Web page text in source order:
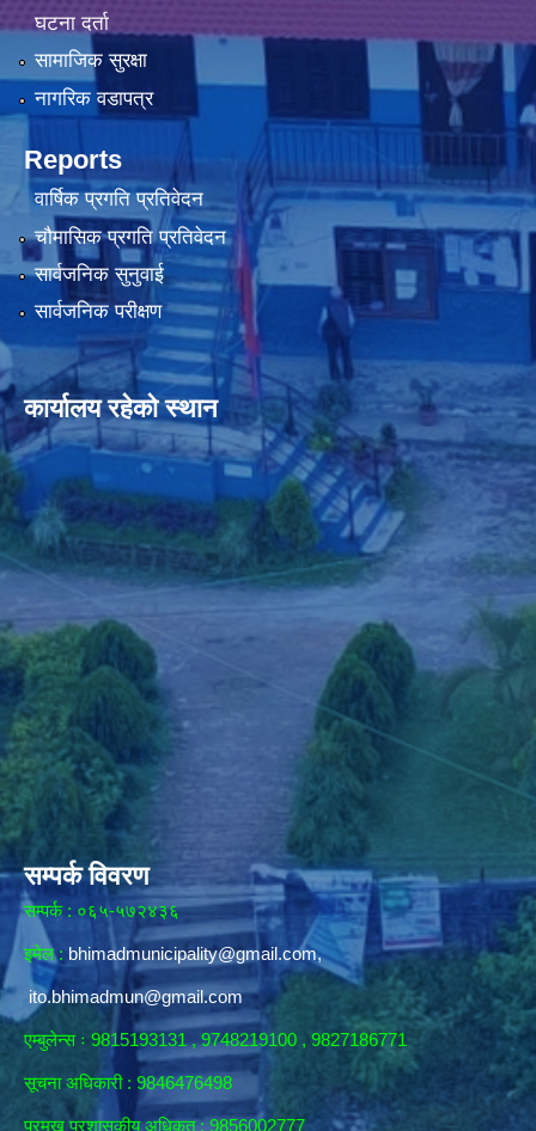
घटना दर्ता
सामाजिक सुरक्षा
नागरिक वडापत्र
Reports
वार्षिक प्रगति प्रतिवेदन
चौमासिक प्रगति प्रतिवेदन
सार्वजनिक सुनुवाई
सार्वजनिक परीक्षण
कार्यालय रहेको स्थान
सम्पर्क विवरण
सम्पर्क : ०६५-५७२४३६
इमेल : bhimadmunicipality@gmail.com,
ito.bhimadmun@gmail.com
एम्बुलेन्स ः 9815193131 , 9748219100 , 9827186771
सूचना अधिकारी : 9846476498
प्रमुख प्रशासकीय अधिकृत : 9856002777